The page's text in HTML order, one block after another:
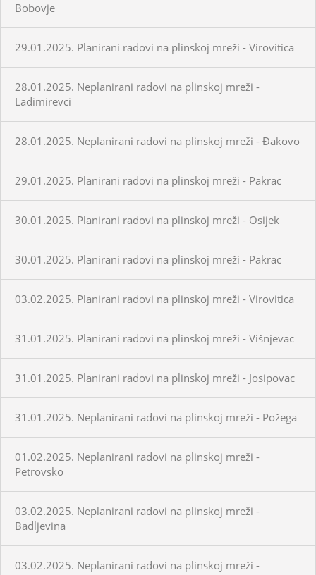
Bobovje
29.01.2025. Planirani radovi na plinskoj mreži - Virovitica
28.01.2025. Neplanirani radovi na plinskoj mreži -
Ladimirevci
28.01.2025. Neplanirani radovi na plinskoj mreži - Đakovo
29.01.2025. Planirani radovi na plinskoj mreži - Pakrac
30.01.2025. Planirani radovi na plinskoj mreži - Osijek
30.01.2025. Planirani radovi na plinskoj mreži - Pakrac
03.02.2025. Planirani radovi na plinskoj mreži - Virovitica
31.01.2025. Planirani radovi na plinskoj mreži - Višnjevac
31.01.2025. Planirani radovi na plinskoj mreži - Josipovac
31.01.2025. Neplanirani radovi na plinskoj mreži - Požega
01.02.2025. Neplanirani radovi na plinskoj mreži -
Petrovsko
03.02.2025. Neplanirani radovi na plinskoj mreži -
Badljevina
03.02.2025. Neplanirani radovi na plinskoj mreži -